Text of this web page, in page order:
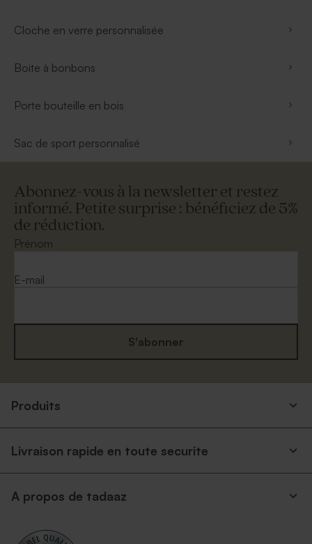
Cloche en verre personnalisée
Boite à bonbons
Porte bouteille en bois
Sac de sport personnalisé
Abonnez-vous à la newsletter et restez
informé. Petite surprise : bénéficiez de 5%
de réduction.
Prénom
E-mail
S'abonner
Produits
Livraison rapide en toute securite
A propos de tadaaz